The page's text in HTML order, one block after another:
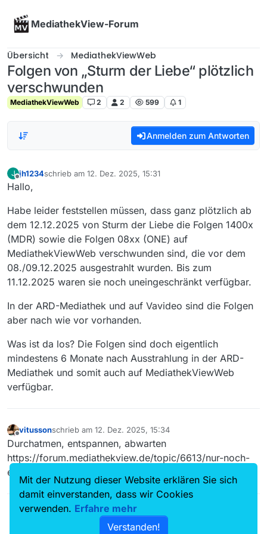
MediathekView-Forum
Übersicht MediathekViewWeb
Folgen von „Sturm der Liebe“ plötzlich
verschwunden
MediathekViewWeb 2 2 599 1
Anmelden zum Antworten
J
Offline
jh1234schrieb am 12. Dez. 2025, 15:31
zuletzt editiert von
Hallo,
Habe leider feststellen müssen, dass ganz plötzlich ab
dem 12.12.2025 von Sturm der Liebe die Folgen 1400x
(MDR) sowie die Folgen 08xx (ONE) auf
MediathekViewWeb verschwunden sind, die vor dem
08./09.12.2025 ausgestrahlt wurden. Bis zum
11.12.2025 waren sie noch uneingeschränkt verfügbar.
In der ARD-Mediathek und auf Vavideo sind die Folgen
aber nach wie vor vorhanden.
Was ist da los? Die Folgen sind doch eigentlich
mindestens 6 Monate nach Ausstrahlung in der ARD-
Mediathek und somit auch auf MediathekViewWeb
verfügbar.
Offline
vitussonschrieb am 12. Dez. 2025, 15:34
zuletzt editiert von
Durchatmen, entspannen, abwarten
https://forum.mediathekview.de/topic/6613/nur-noch-
etwa-100000-sendungen-in-mediathekview
Mit der Nutzung dieser Website erklären Sie sich
damit einverstanden, dass wir Cookies
verwenden. Erfahre mehr
Verstanden!